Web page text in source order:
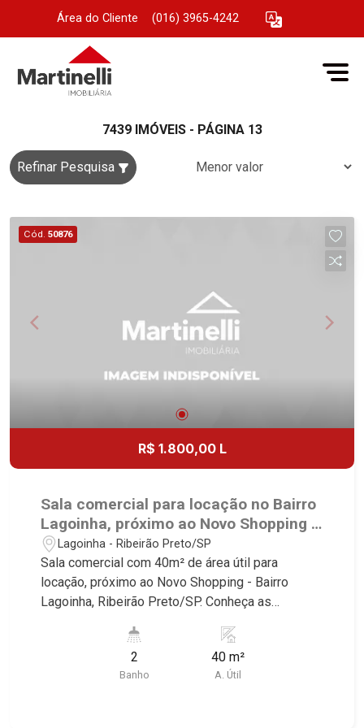
Área do Cliente (016) 3965-4242
7439 IMÓVEIS - PÁGINA 13
Refinar Pesquisa
Cód. 50876
R$ 1.800,00 L
Sala comercial para locação no Bairro
Lagoinha, próximo ao Novo Shopping -
Ribeirão Preto/SP.
Lagoinha - Ribeirão Preto/SP
Sala comercial com 40m² de área útil para
locação, próximo ao Novo Shopping - Bairro
Lagoinha, Ribeirão Preto/SP. Conheça as
Imobiliária selecionou para você: - 40m² de área
útil - Banheiro privativo - Condomínio com: -
Recepção - 2 W.C - Copa Martinelli Imobiliária -
2
Banho
40 m²
A. Útil